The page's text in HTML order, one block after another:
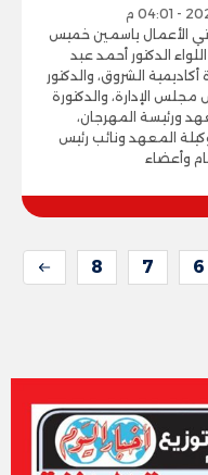
الأعمال ياسمين خميس
الدكتور أحمد عبد
الشروق، والدكتور
الإدارة، والدكتورة
ورئيسة المهرجان،
المعهد ونائب رئيس
وأعضاء
6
7
8